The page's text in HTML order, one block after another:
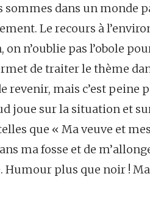
sommes dans un monde
Le recours à
on n’oublie pas l’obole
de traiter le thème
revenir, mais c’est peine
joue sur la situation et
que « Ma veuve et
ma fosse et de
Humour plus que noir !